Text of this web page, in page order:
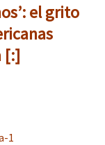
el grito
[:]